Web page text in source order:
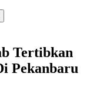
Tertibkan
Pekanbaru